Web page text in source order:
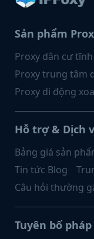
Sản phẩm
Proxy dân cư tĩnh
Proxy trung tâm
Proxy di động
Hỗ trợ & Dịch
Bảng giá sản
Tin tức Blog
Câu hỏi thường
Tuyên bố